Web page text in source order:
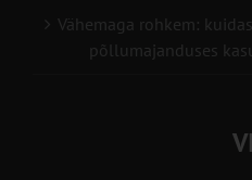
Vähemaga rohkem:
põllumajanduses